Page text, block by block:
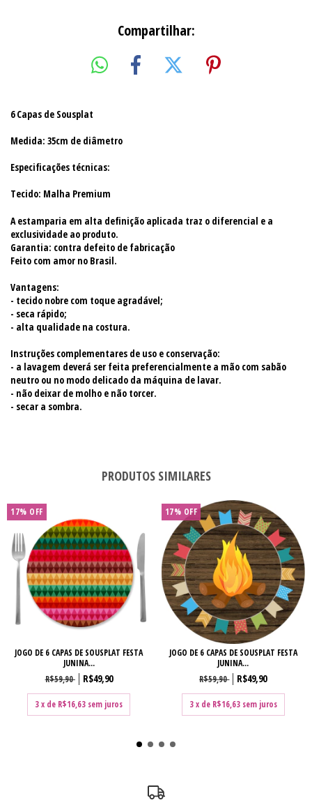
Compartilhar:
6 Capas de Sousplat
Medida: 35cm de diâmetro
Especificações técnicas:
Tecido: Malha Premium
A estamparia em alta definição aplicada traz o diferencial e a
exclusividade ao produto.
Garantia: contra defeito de fabricação
Feito com amor no Brasil.
Vantagens:
- tecido nobre com toque agradável;
- seca rápido;
- alta qualidade na costura.
Instruções complementares de uso e conservação:
- a lavagem deverá ser feita preferencialmente a mão com sabão
neutro ou no modo delicado da máquina de lavar.
- não deixar de molho e não torcer.
- secar a sombra.
PRODUTOS SIMILARES
17% OFF
JOGO DE 6 CAPAS DE SOUSPLAT FESTA
JUNINA...
R$59,90
R$49,90
3x de R$16,63 sem juros
17% OFF
JOGO DE 6 CAPAS DE SOUSPLAT FESTA
JUNINA...
R$59,90
R$49,90
3x de R$16,63 sem juros